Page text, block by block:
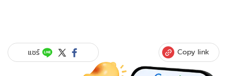
แชร์ Copy link